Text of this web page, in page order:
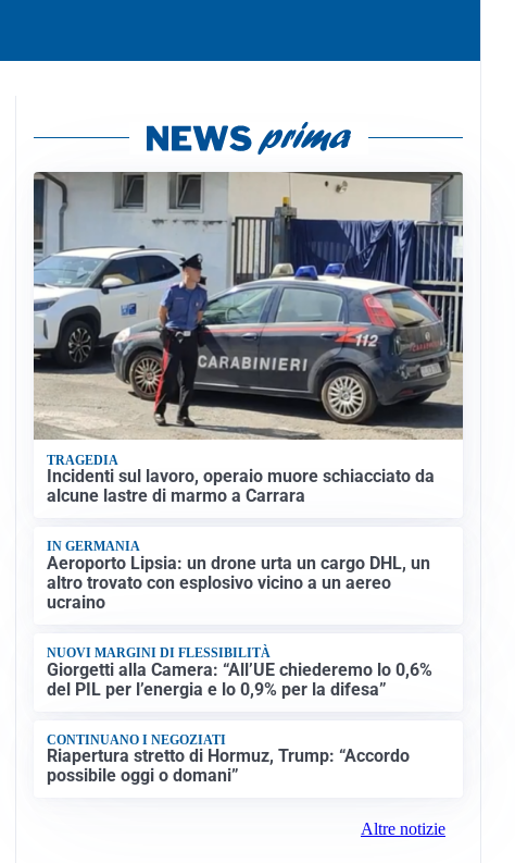
TRAGEDIA
Incidenti sul lavoro, operaio muore schiacciato da
alcune lastre di marmo a Carrara
IN GERMANIA
Aeroporto Lipsia: un drone urta un cargo DHL, un
altro trovato con esplosivo vicino a un aereo
ucraino
NUOVI MARGINI DI FLESSIBILITÀ
Giorgetti alla Camera: “All’UE chiederemo lo 0,6%
del PIL per l’energia e lo 0,9% per la difesa”
CONTINUANO I NEGOZIATI
Riapertura stretto di Hormuz, Trump: “Accordo
possibile oggi o domani”
Altre notizie